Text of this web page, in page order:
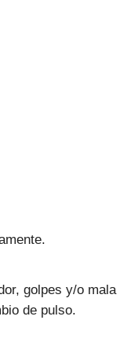
golpes y/o
de pulso.